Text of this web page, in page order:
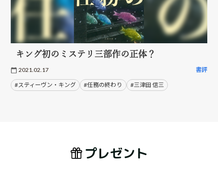
キング初のミステリ三部作の正体？
2021.02.17 書評
#スティーヴン・キング #任務の終わり #三津田 信三
プレゼント